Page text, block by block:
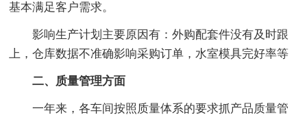
基本满足客户需求。
影响生产计划主要原因有：外购配套件没有及时跟
上，仓库数据不准确影响采购订单，水室模具完好率等
二、质量管理方面
一年来，各车间按照质量体系的要求抓产品质量管